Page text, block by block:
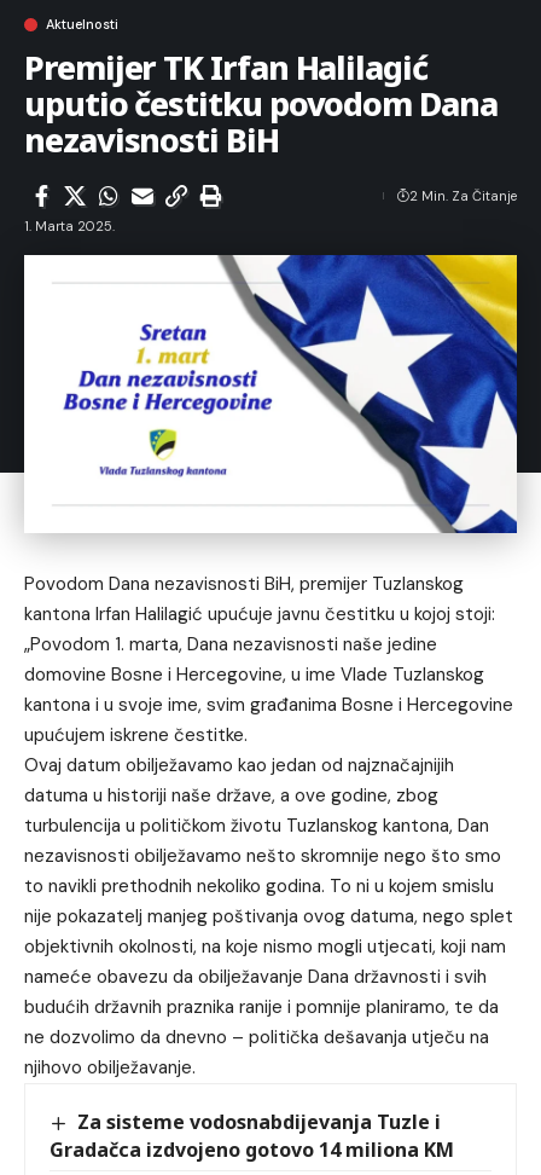
Aktuelnosti
Premijer TK Irfan Halilagić
uputio čestitku povodom Dana
nezavisnosti BiH
1. Marta 2025.
2 Min. Za Čitanje
Povodom Dana nezavisnosti BiH, premijer Tuzlanskog
kantona Irfan Halilagić upućuje javnu čestitku u kojoj stoji:
„Povodom 1. marta, Dana nezavisnosti naše jedine
domovine Bosne i Hercegovine, u ime Vlade Tuzlanskog
kantona i u svoje ime, svim građanima Bosne i Hercegovine
upućujem iskrene čestitke.
Ovaj datum obilježavamo kao jedan od najznačajnijih
datuma u historiji naše države, a ove godine, zbog
turbulencija u političkom životu Tuzlanskog kantona, Dan
nezavisnosti obilježavamo nešto skromnije nego što smo
to navikli prethodnih nekoliko godina. To ni u kojem smislu
nije pokazatelj manjeg poštivanja ovog datuma, nego splet
objektivnih okolnosti, na koje nismo mogli utjecati, koji nam
nameće obavezu da obilježavanje Dana državnosti i svih
budućih državnih praznika ranije i pomnije planiramo, te da
ne dozvolimo da dnevno – politička dešavanja utječu na
njihovo obilježavanje.
Za sisteme vodosnabdijevanja Tuzle i
Gradačca izdvojeno gotovo 14 miliona KM